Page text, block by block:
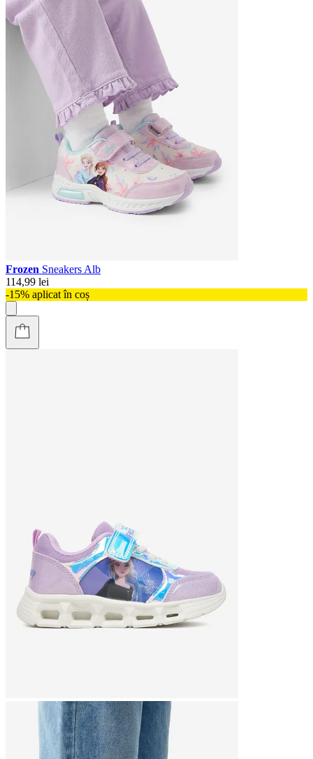
Frozen Sneakers Alb
114,99 lei
-15% aplicat în coș